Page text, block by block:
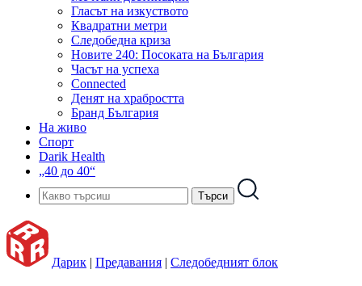
Гласът на изкуството
Квадратни метри
Следобедна криза
Новите 240: Посоката на България
Часът на успеха
Connected
Денят на храбростта
Бранд България
На живо
Спорт
Darik Health
„40 до 40“
Дарик | Предавания | Следобедният блок